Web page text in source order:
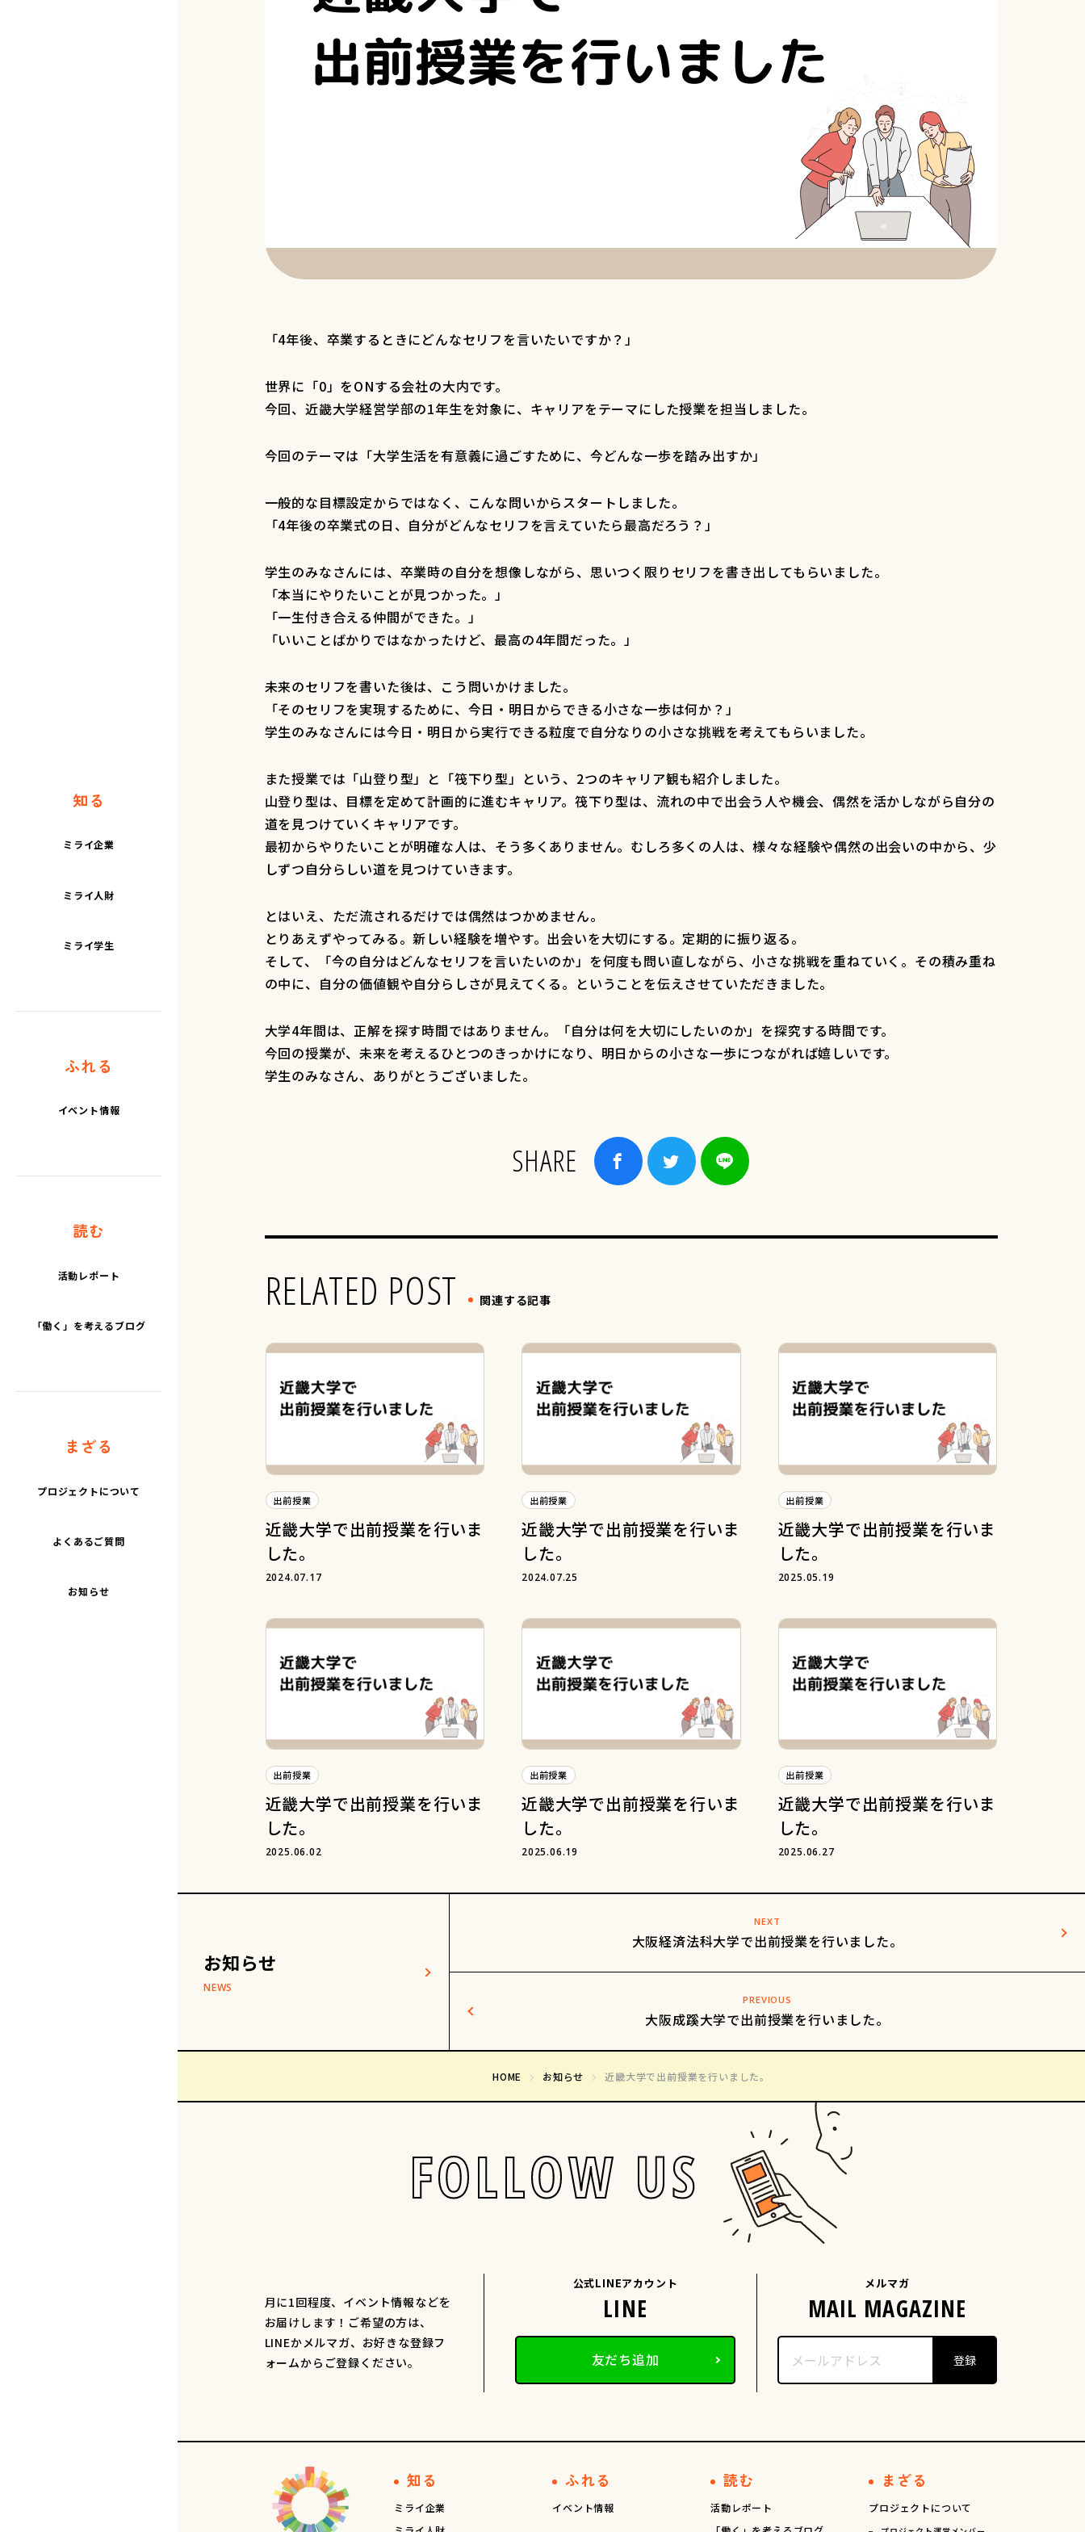
知る
ミライ企業
ミライ人財
ミライ学生
ふれる
イベント情報
読む
活動レポート
「働く」を考えるブログ
まざる
プロジェクトについて
よくあるご質問
お知らせ
「4年後、卒業するときにどんなセリフを言いたいですか？」
世界に「0」をONする会社の大内です。
今回、近畿大学経営学部の1年生を対象に、キャリアをテーマにした授業を担当しました。
今回のテーマは「大学生活を有意義に過ごすために、今どんな一歩を踏み出すか」
一般的な目標設定からではなく、こんな問いからスタートしました。
「4年後の卒業式の日、自分がどんなセリフを言えていたら最高だろう？」
学生のみなさんには、卒業時の自分を想像しながら、思いつく限りセリフを書き出してもらいました。
「本当にやりたいことが見つかった。」
「一生付き合える仲間ができた。」
「いいことばかりではなかったけど、最高の4年間だった。」
未来のセリフを書いた後は、こう問いかけました。
「そのセリフを実現するために、今日・明日からできる小さな一歩は何か？」
学生のみなさんには今日・明日から実行できる粒度で自分なりの小さな挑戦を考えてもらいました。
また授業では「山登り型」と「筏下り型」という、2つのキャリア観も紹介しました。
山登り型は、目標を定めて計画的に進むキャリア。筏下り型は、流れの中で出会う人や機会、偶然を活かしながら自分の
道を見つけていくキャリアです。
最初からやりたいことが明確な人は、そう多くありません。むしろ多くの人は、様々な経験や偶然の出会いの中から、少
しずつ自分らしい道を見つけていきます。
とはいえ、ただ流されるだけでは偶然はつかめません。
とりあえずやってみる。新しい経験を増やす。出会いを大切にする。定期的に振り返る。
そして、「今の自分はどんなセリフを言いたいのか」を何度も問い直しながら、小さな挑戦を重ねていく。その積み重ね
の中に、自分の価値観や自分らしさが見えてくる。ということを伝えさせていただきました。
大学4年間は、正解を探す時間ではありません。「自分は何を大切にしたいのか」を探究する時間です。
今回の授業が、未来を考えるひとつのきっかけになり、明日からの小さな一歩につながれば嬉しいです。
学生のみなさん、ありがとうございました。
SHARE
RELATED POST 関連する記事
出前授業
近畿大学で出前授業を行いま
した。
2024.07.17
出前授業
近畿大学で出前授業を行いま
した。
2024.07.25
出前授業
近畿大学で出前授業を行いま
した。
2025.05.19
出前授業
近畿大学で出前授業を行いま
した。
2025.06.02
出前授業
近畿大学で出前授業を行いま
した。
2025.06.19
出前授業
近畿大学で出前授業を行いま
した。
2025.06.27
お知らせ
NEXT
大阪経済法科大学で出前授業を行いました。
PREVIOUS
大阪成蹊大学で出前授業を行いました。
HOME お知らせ 近畿大学で出前授業を行いました。
FOLLOW US
月に1回程度、イベント情報などを
お届けします！ご希望の方は、
LINEかメルマガ、お好きな登録フ
ォームからご登録ください。
公式LINEアカウント
友だち追加
メルマガ
知る
ミライ企業
ふれる
イベント情報
読む
活動レポート
まざる
プロジェクトについて